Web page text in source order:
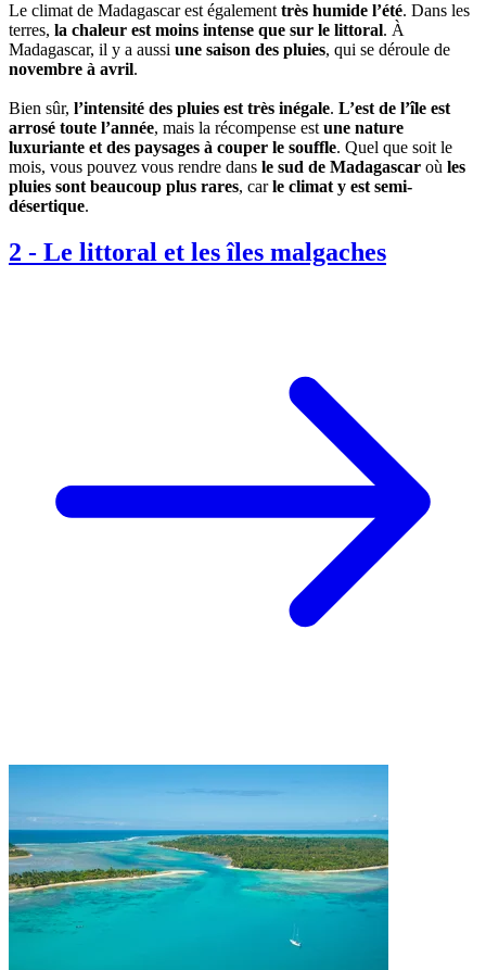
Le climat de Madagascar est également très humide l’été. Dans les
terres, la chaleur est moins intense que sur le littoral. À
Madagascar, il y a aussi une saison des pluies, qui se déroule de
novembre à avril.
Bien sûr, l’intensité des pluies est très inégale. L’est de l’île est
arrosé toute l’année, mais la récompense est une nature
luxuriante et des paysages à couper le souffle. Quel que soit le
mois, vous pouvez vous rendre dans le sud de Madagascar où les
pluies sont beaucoup plus rares, carle climat y est semi-
désertique.
2 - Le littoral et les îles malgaches